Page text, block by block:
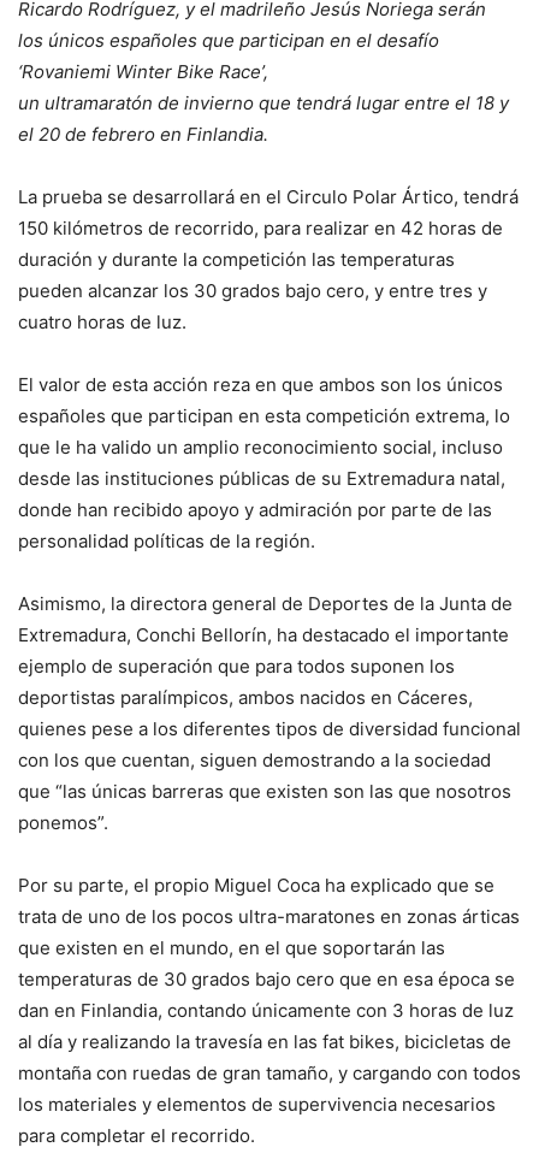
Ricardo Rodríguez, y el madrileño Jesús Noriega serán
los únicos españoles que participan en el desafío
‘Rovaniemi Winter Bike Race’,
un ultramaratón de invierno que tendrá lugar entre el 18 y
el 20 de febrero en Finlandia.
La prueba se desarrollará en el Circulo Polar Ártico, tendrá
150 kilómetros de recorrido, para realizar en 42 horas de
duración y durante la competición las temperaturas
pueden alcanzar los 30 grados bajo cero, y entre tres y
cuatro horas de luz.
El valor de esta acción reza en que ambos son los únicos
españoles que participan en esta competición extrema, lo
que le ha valido un amplio reconocimiento social, incluso
desde las instituciones públicas de su Extremadura natal,
donde han recibido apoyo y admiración por parte de las
personalidad políticas de la región.
Asimismo, la directora general de Deportes de la Junta de
Extremadura, Conchi Bellorín, ha destacado el importante
ejemplo de superación que para todos suponen los
deportistas paralímpicos, ambos nacidos en Cáceres,
quienes pese a los diferentes tipos de diversidad funcional
con los que cuentan, siguen demostrando a la sociedad
que “las únicas barreras que existen son las que nosotros
ponemos”.
Por su parte, el propio Miguel Coca ha explicado que se
trata de uno de los pocos ultra-maratones en zonas árticas
que existen en el mundo, en el que soportarán las
temperaturas de 30 grados bajo cero que en esa época se
dan en Finlandia, contando únicamente con 3 horas de luz
al día y realizando la travesía en las fat bikes, bicicletas de
montaña con ruedas de gran tamaño, y cargando con todos
los materiales y elementos de supervivencia necesarios
para completar el recorrido.